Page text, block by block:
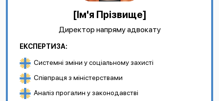
[Ім'я Прізвище]
Директор напряму адвокату
ЕКСПЕРТИЗА:
Системні зміни у соціальному захисті
Співпраця з міністерствами
Аналіз прогалин у законодавстві